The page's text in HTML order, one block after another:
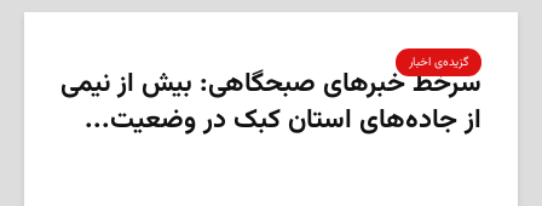
گزیده‌ی‌ اخبار
سرخط خبرهای صبحگاهی: بیش از نیمی
از جاده‌های استان کبک در وضعیت...